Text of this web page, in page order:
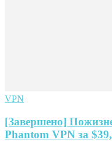
VPN
[Завершено]
Phantom VPN за